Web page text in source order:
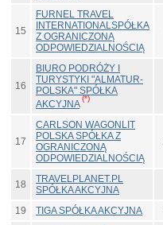
15
FURNEL TRAVEL
INTERNATIONALSPÓŁKA
Z OGRANICZONĄ
ODPOWIEDZIALNOŚCIĄ
16
BIURO PODRÓŻY I
TURYSTYKI "ALMATUR-
POLSKA" SPÓŁKA
AKCYJNA
(*)
17
CARLSON WAGONLIT
POLSKA SPÓŁKA Z
OGRANICZONĄ
ODPOWIEDZIALNOŚCIĄ
18
TRAVELPLANET.PL
SPÓŁKA AKCYJNA
19 TIGA SPÓŁKA AKCYJNA